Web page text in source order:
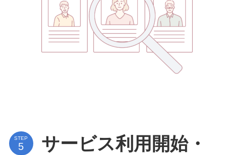
STEP
サービス利用開始・